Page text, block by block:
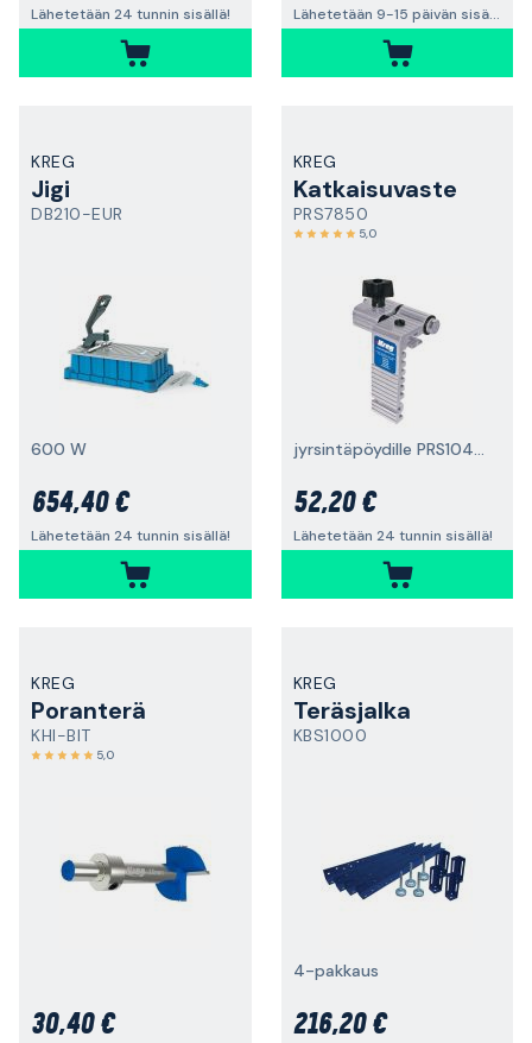
Lähetetään 24 tunnin sisällä! Lähetetään 9-15 päivän sisällä
KREG
Jigi
DB210-EUR
600 W
654,40 €
Lähetetään 24 tunnin sisällä!
KREG
Katkaisuvaste
PRS7850
5,0
jyrsintäpöydille PRS1045 ja PRS2100
52,20 €
Lähetetään 24 tunnin sisällä!
KREG
Poranterä
KHI-BIT
5,0
30,40 €
KREG
Teräsjalka
KBS1000
4-pakkaus
216,20 €